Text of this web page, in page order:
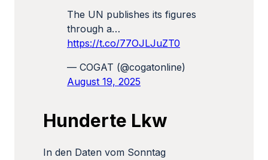
The UN publishes its figures
through a…
https://t.co/77OJLJuZT0
— COGAT (@cogatonline)
August 19, 2025
Hunderte Lkw
In den Daten vom Sonntag